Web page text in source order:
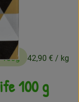
100 g
42,90 € / kg